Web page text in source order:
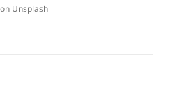
Unsplash